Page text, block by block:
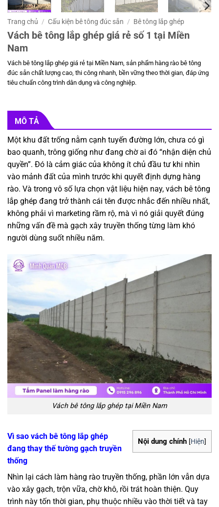
Trang chủ / Cấu kiện bê tông đúc sẵn / Bê tông lắp ghép
Vách bê tông lắp ghép giá rẻ số 1 tại Miền
Nam
Vách bê tông lắp ghép giá rẻ tại Miền Nam, sản phẩm hàng rào bê tông
đúc sẵn chất lượng cao, thi công nhanh, bền vững theo thời gian, đáp ứng
tiêu chuẩn công trình dân dụng và công nghiệp.
MÔ TẢ
Một khu đất trống nằm cạnh tuyến đường lớn, chưa có gì
bao quanh, trông giống như đang chờ ai đó “nhận diện chủ
quyền”. Đó là cảm giác của không ít chủ đầu tư khi nhìn
vào mảnh đất của mình trước khi quyết định dựng hàng
rào. Và trong vô số lựa chọn vật liệu hiện nay, vách bê tông
lắp ghép đang trở thành cái tên được nhắc đến nhiều nhất,
không phải vì marketing rầm rộ, mà vì nó giải quyết đúng
những vấn đề mà gạch xây truyền thống từng làm khó
người dùng suốt nhiều năm.
Vách bê tông lắp ghép tại Miền Nam
Nội dung chính [Hiện]
Vì sao vách bê tông lắp ghép
đang thay thế tường gạch truyền
thống
Nhìn lại cách làm hàng rào truyền thống, phần lớn vẫn dựa
vào xây gạch, trộn vữa, chờ khô, rồi trát hoàn thiện. Quy
trình này tốn thời gian, phụ thuộc nhiều vào thời tiết và tay